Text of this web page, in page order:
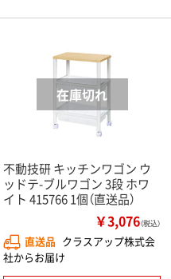
不動技研 キッチンワゴン ウ
ッドテ-ブルワゴン 3段 ホワ
イト 415766 1個（直送品）
￥3,076（税込）
直送品 クラスアップ株式会
社からお届け